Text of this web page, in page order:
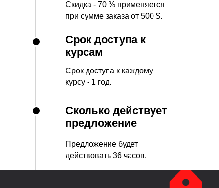
Срок доступа к
курсам
Срок доступа к каждому
курсу - 1 год.
Скидка - 70 % применяется
при сумме заказа от 500 $.
Предложение будет
действовать 36 часов.
Сколько действует
предложение